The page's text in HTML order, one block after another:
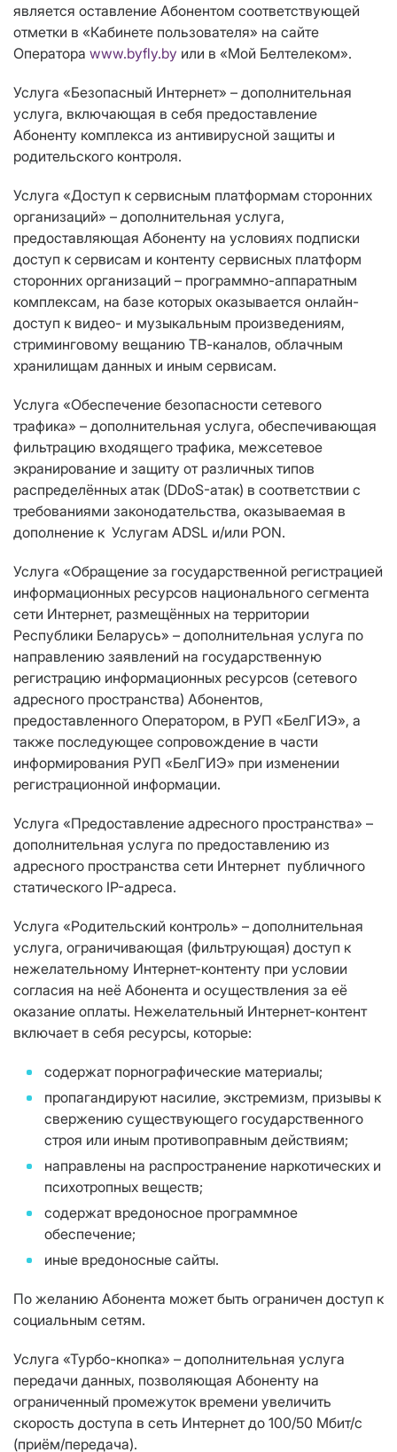
является оставление Абонентом соответствующей
отметки в «Кабинете пользователя» на сайте
Оператора www.byfly.by или в «Мой Белтелеком».
Услуга «Безопасный Интернет» – дополнительная
услуга, включающая в себя предоставление
Абоненту комплекса из антивирусной защиты и
родительского контроля.
Услуга «Доступ к сервисным платформам сторонних
организаций» – дополнительная услуга,
предоставляющая Абоненту на условиях подписки
доступ к сервисам и контенту сервисных платформ
сторонних организаций – программно-аппаратным
комплексам, на базе которых оказывается онлайн-
доступ к видео- и музыкальным произведениям,
стриминговому вещанию ТВ-каналов, облачным
хранилищам данных и иным сервисам.
Услуга «Обеспечение безопасности сетевого
трафика» – дополнительная услуга, обеспечивающая
фильтрацию входящего трафика, межсетевое
экранирование и защиту от различных типов
распределённых атак (DDoS-атак) в соответствии с
требованиями законодательства, оказываемая в
дополнение к Услугам ADSL и/или PON.
Услуга «Обращение за государственной регистрацией
информационных ресурсов национального сегмента
сети Интернет, размещённых на территории
Республики Беларусь» – дополнительная услуга по
направлению заявлений на государственную
регистрацию информационных ресурсов (сетевого
адресного пространства) Абонентов,
предоставленного Оператором, в РУП «БелГИЭ», а
также последующее сопровождение в части
информирования РУП «БелГИЭ» при изменении
регистрационной информации.
Услуга «Предоставление адресного пространства» –
дополнительная услуга по предоставлению из
адресного пространства сети Интернет публичного
статического IP-адреса.
Услуга «Родительский контроль» – дополнительная
услуга, ограничивающая (фильтрующая) доступ к
нежелательному Интернет-контенту при условии
согласия на неё Абонента и осуществления за её
оказание оплаты. Нежелательный Интернет-контент
включает в себя ресурсы, которые:
содержат порнографические материалы;
пропагандируют насилие, экстремизм, призывы к
свержению существующего государственного
строя или иным противоправным действиям;
направлены на распространение наркотических и
психотропных веществ;
содержат вредоносное программное
обеспечение;
иные вредоносные сайты.
По желанию Абонента может быть ограничен доступ к
социальным сетям.
Услуга «Турбо-кнопка» – дополнительная услуга
передачи данных, позволяющая Абоненту на
ограниченный промежуток времени увеличить
скорость доступа в сеть Интернет до 100/50 Мбит/с
(приём/передача).